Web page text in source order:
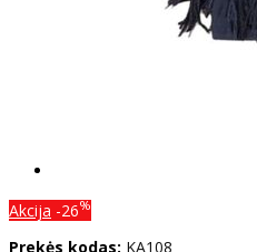
Akcija -26%
Prekės kodas: KA108